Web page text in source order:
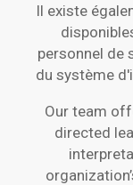
Il existe
personnel de
du système
Our team
directed